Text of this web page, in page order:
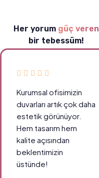
Her yorum güç veren
bir tebessüm!
Kurumsal ofisimizin
duvarları artık çok daha
estetik görünüyor.
Hem tasarım hem
kalite açısından
beklentimizin
üstünde!